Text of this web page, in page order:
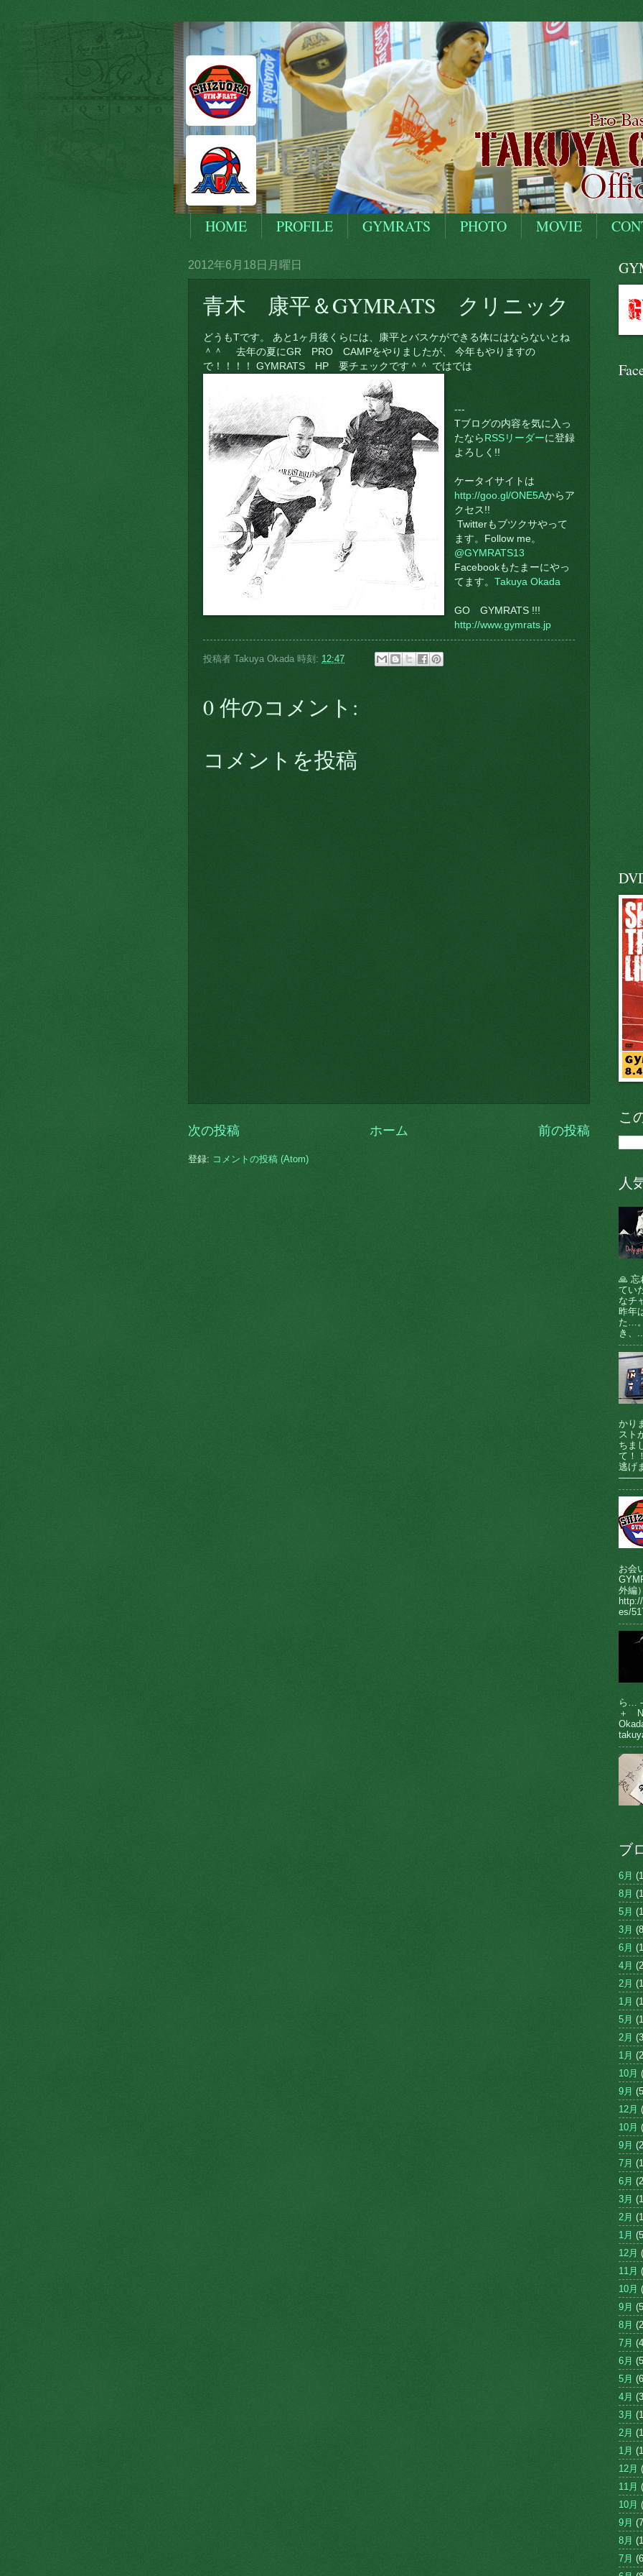
HOME PROFILE GYMRATS PHOTO MOVIE
2012年6月18日月曜日
青木 康平＆GYMRATS クリニック
どうもTです。 あと1ヶ月後くらには、康平とバスケができる体にはならないとね
＾＾ 去年の夏にGR PRO CAMPをやりましたが、 今年もやりますの
で！！！！ GYMRATS HP 要チェックです＾＾ ではでは
---
Tブログの内容を気に入っ
たなら RSSリーダーに登録
よろしく!!
ケータイサイトは
http://goo.gl/ONE5Aからア
クセス!!
Twitterもブツクサやって
ます。Follow me。
@GYMRATS13
Facebookもたまーにやっ
てます。 Takuya Okada
GO GYMRATS !!!
http://www.gymrats.jp
投稿者 Takuya Okada 時刻: 12:47
0 件のコメント:
コメントを投稿
次の投稿 前の投稿
ホーム
登録: コメントの投稿 (Atom)
こ
人
🙏 忘
てい
なチ
昨年
た…
き、
かり
スト
ちま
て！
逃げ
お会
外編
es/
ら…
＋
ブ
6月
8月
5月
3月
6月
4月
2月
1月
5月
2月
1月
10月
9月
12月
10月
9月
7月
6月
3月
2月
1月
12月
11月
10月
9月
8月
7月
6月
5月
4月
3月
2月
1月
12月
11月
10月
9月
8月
7月